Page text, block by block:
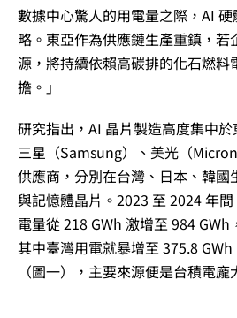
數據中心驚人的用電量之際，AI
略。東亞作為供應鏈生產重鎮，
源，將持續依賴高碳排的化石燃料
擔。」
研究指出，AI 晶片製造高度集中於
三星（Samsung）、美光（
供應商，分別在台灣、日本、韓國
與記憶體晶片。2023 至 2024 年
電量從 218 GWh 激增至 984 GWh
其中臺灣用電就暴增至 375.8
（圖一），主要來源便是台積電